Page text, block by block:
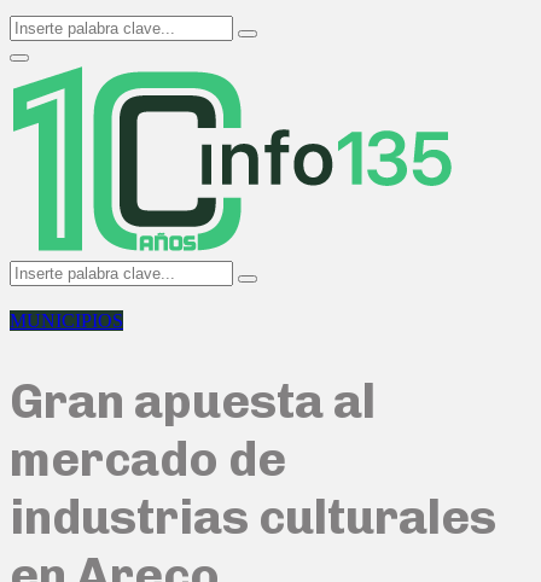
Search
for:
Search
Primary
Menu
Search
for:
Search
MUNICIPIOS
Gran apuesta al
mercado de
industrias culturales